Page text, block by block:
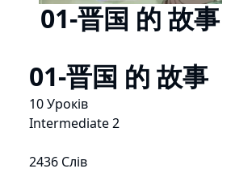
01-晋国 的 故事
01-晋国 的 故事
10 Уроків
Intermediate 2
2436 Слів